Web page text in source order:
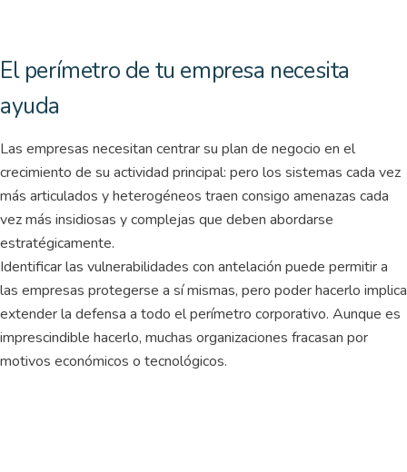
El perímetro de tu empresa necesita
ayuda
Las empresas necesitan centrar su plan de negocio en el
crecimiento de su actividad principal: pero los sistemas cada vez
más articulados y heterogéneos traen consigo amenazas cada
vez más insidiosas y complejas que deben abordarse
estratégicamente.
Identificar las vulnerabilidades con antelación puede permitir a
las empresas protegerse a sí mismas, pero poder hacerlo implica
extender la defensa a todo el perímetro corporativo. Aunque es
imprescindible hacerlo, muchas organizaciones fracasan por
motivos económicos o tecnológicos.